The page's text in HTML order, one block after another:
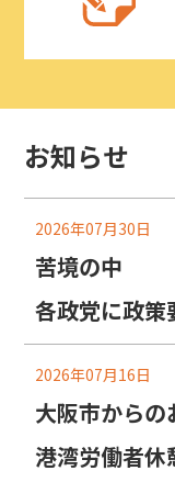
お知らせ
2026年07月30日
苦境の中
各政党に政策
2026年07月16日
大阪市からの
港湾労働者休